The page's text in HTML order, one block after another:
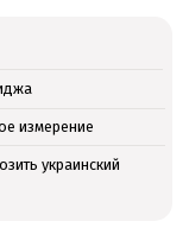
измерение
украинский